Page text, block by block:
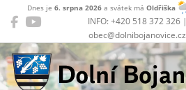
INFO: +420 518 372 326 |
obec@dolnibojanovice.cz
Dnes je 6. srpna 2026a svátek má Oldřiška
Dolní Bojanovice